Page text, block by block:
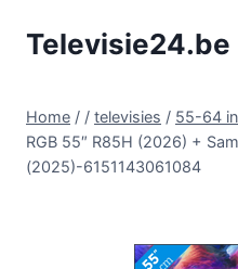
naarTelevisie24.be
Home / / televisies / 55-64
RGB 55″ R85H (2026) +
(2025)-6151143061084